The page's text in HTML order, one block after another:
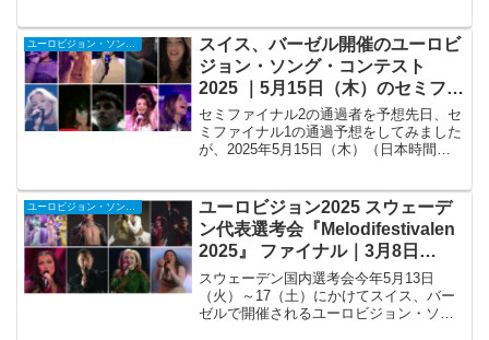
りませんでした。 2023年クロアチア代
表：レット3（...
スイス、バーゼル開催のユーロビ
ジョン・ソング・コンテスト
2025 ｜5月15日（木）のセミファ
イナル2通過者を予想
セミファイナル2の通過者を予想先日、セ
ミファイナル1の通過予想をしてみました
が、2025年5月15日（木）（日本時間は
は、イギリスがオーストリアの後、フラ
ンスがジ...
ユーロビジョン・ソング・コンテスト
ユーロビジョン2025 スウェーデ
ン代表選考会『Melodifestivalen
2025』 ファイナル｜3月8日
（土）（日本時間：9日（日）早
朝4:00～）
スウェーデン国内選考会今年5月13日
（火）～17（土）にかけてスイス、バー
ゼルで開催されるユーロビジョン・ソン